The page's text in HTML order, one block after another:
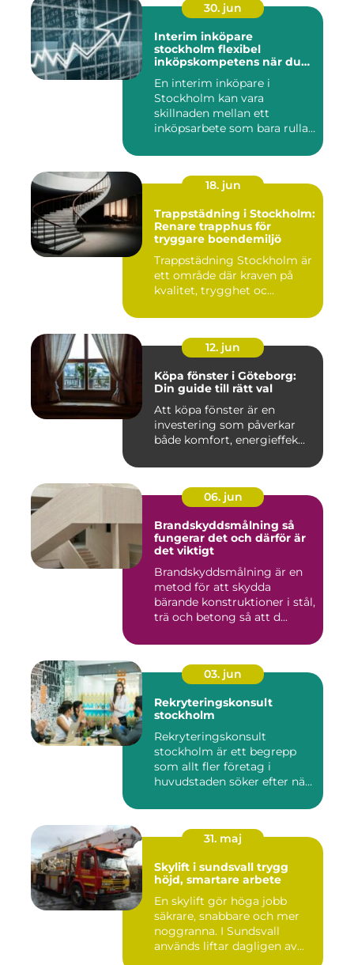
30. jun
Interim inköpare
stockholm flexibel
inköpskompetens när du
En interim inköpare i
Stockholm kan vara
skillnaden mellan ett
inköpsarbete som bara rullar
18. jun
Trappstädning i Stockholm:
Renare trapphus för
tryggare boendemiljö
Trappstädning Stockholm är
ett område där kraven på
kvalitet, trygghet oc...
12. jun
Köpa fönster i Göteborg:
Din guide till rätt val
Att köpa fönster är en
investering som påverkar
både komfort, energieffek...
06. jun
Brandskyddsmålning så
fungerar det och därför är
det viktigt
Brandskyddsmålning är en
metod för att skydda
bärande konstruktioner i stål,
trä och betong så att d...
03. jun
Rekryteringskonsult
stockholm
Rekryteringskonsult
stockholm är ett begrepp
som allt fler företag i
huvudstaden söker efter när
31. maj
Skylift i sundsvall trygg
höjd, smartare arbete
En skylift gör höga jobb
säkrare, snabbare och mer
noggranna. I Sundsvall
används liftar dagligen av...